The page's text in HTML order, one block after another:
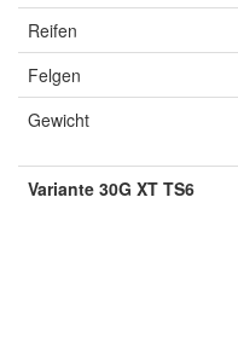
Reifen
Felgen
Gewicht
Variante 30G XT TS6